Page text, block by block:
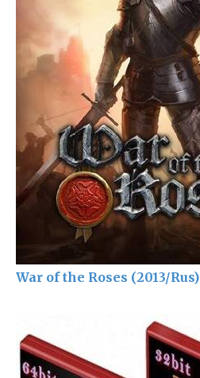
War of the Roses (2013/Rus)